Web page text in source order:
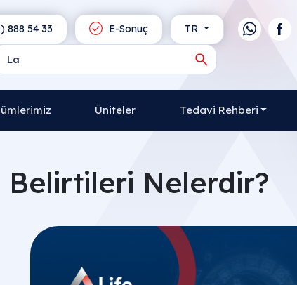
TR
E-Sonuç
888 54 33
Üniteler Tedavi Rehberi
Nelerdir?